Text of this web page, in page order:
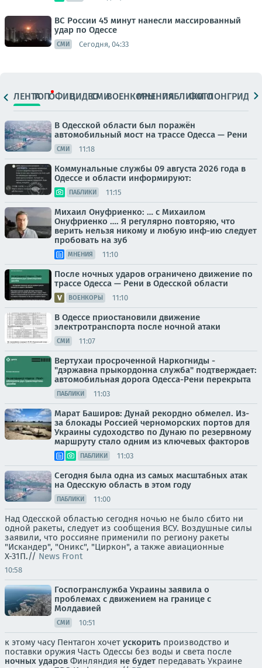
ВС России 45 минут нанесли массированный
удар по Одессе
СМИ Сегодня, 04:33
ЛЕНТАТОПОФИЦ.ВИДЕОСМИВОЕНКОРЫМНЕНИЯПАБЛИКИ
ФОТОЛОНГРИДЫ
В Одесской области был поражён
автомобильный мост на трассе Одесса — Рени
СМИ 11:18
Коммунальные службы 09 августа 2026 года в
Одессе и области информируют:
ПАБЛИКИ 11:15
Михаил Онуфриенко: … с Михаилом
Онуфриенко …. Я регулярно повторяю, что
верить нельзя никому и любую инф-ию следует
пробовать на зуб
МНЕНИЯ 11:10
После ночных ударов ограничено движение по
трассе Одесса — Рени в Одесской области
ВОЕНКОРЫ 11:10
В Одессе приостановили движение
электротранспорта после ночной атаки
СМИ 11:07
Вертухаи просроченной Наркогниды -
"дэржавна прыкордонна служба" подтверждает:
автомобильная дорога Одесса-Рени перекрыта
ПАБЛИКИ 11:03
Марат Баширов: Дунай рекордно обмелел. Из-
за блокады Россией черноморских портов для
Украины судоходство по Дунаю по резервному
маршруту стало одним из ключевых факторов
ПАБЛИКИ 11:03
Сегодня была одна из самых масштабных атак
на Одесскую область в этом году
ПАБЛИКИ 11:00
Над Одесской областью сегодня ночью не было сбито ни
одной ракеты, следует из сообщения ВСУ. Воздушные силы
заявили, что россияне применили по региону ракеты
"Искандер", "Оникс", "Циркон", а также авиационные
Х-31П.// News Front
10:58
Госпогранслужба Украины заявила о
проблемах с движением на границе с
Молдавией
СМИ 10:51
к этому часу Пентагон хочет ускорить производство и
поставки оружия Часть Одессы без воды и света после
ночных ударов Финляндия не будет передавать Украине